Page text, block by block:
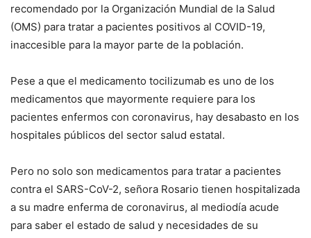
recomendado por la Organización Mundial de la Salud
(OMS) para tratar a pacientes positivos al COVID-19,
inaccesible para la mayor parte de la población.
Pese a que el medicamento tocilizumab es uno de los
medicamentos que mayormente requiere para los
pacientes enfermos con coronavirus, hay desabasto en los
hospitales públicos del sector salud estatal.
Pero no solo son medicamentos para tratar a pacientes
contra el SARS-CoV-2, señora Rosario tienen hospitalizada
a su madre enferma de coronavirus, al mediodía acude
para saber el estado de salud y necesidades de su